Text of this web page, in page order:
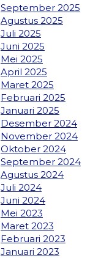
September 2025
Agustus 2025
Juli 2025
Juni 2025
Mei 2025
April 2025
Maret 2025
Februari 2025
Januari 2025
Desember 2024
November 2024
Oktober 2024
September 2024
Agustus 2024
Juli 2024
Juni 2024
Mei 2023
Maret 2023
Februari 2023
Januari 2023